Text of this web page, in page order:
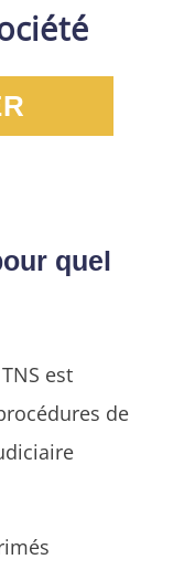
quel
est
de